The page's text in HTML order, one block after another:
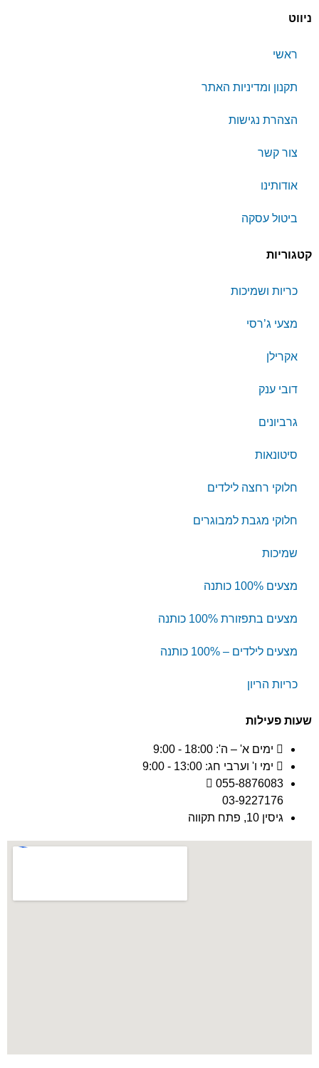
ניווט
ראשי
תקנון ומדיניות האתר
הצהרת נגישות
צור קשר
אודותינו
ביטול עסקה
קטגוריות
כריות ושמיכות
מצעי ג’רסי
אקרילן
דובי ענק
גרביונים
סיטונאות
חלוקי רחצה לילדים
חלוקי מגבת למבוגרים
שמיכות
מצעים 100% כותנה
מצעים בתפזורת 100% כותנה
מצעים לילדים – 100% כותנה
כריות הריון
שעות פעילות
ימים א' – ה': 18:00 - 9:00
ימי ו' וערבי חג: 13:00 - 9:00
055-8876083
03-9227176
גיסין 10, פתח תקווה